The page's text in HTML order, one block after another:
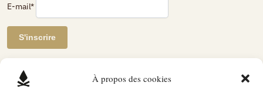
À propos des cookies
E-mail*